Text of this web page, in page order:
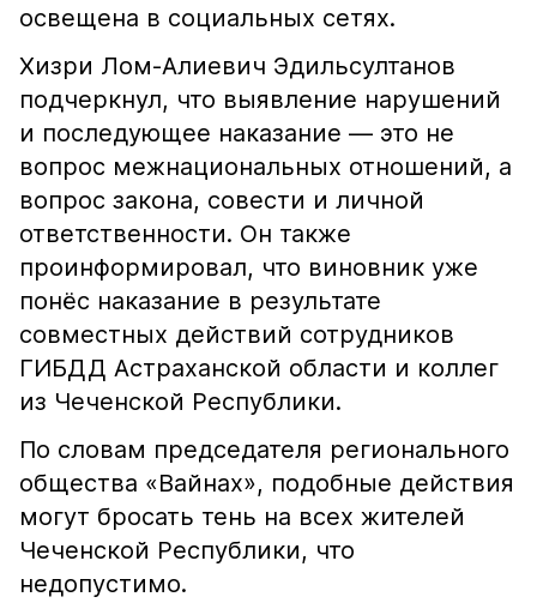
освещена в социальных сетях.
Хизри Лом-Алиевич Эдильсултанов
подчеркнул, что выявление нарушений
и последующее наказание — это не
вопрос межнациональных отношений, а
вопрос закона, совести и личной
ответственности. Он также
проинформировал, что виновник уже
понёс наказание в результате
совместных действий сотрудников
ГИБДД Астраханской области и коллег
из Чеченской Республики.
По словам председателя регионального
общества «Вайнах», подобные действия
могут бросать тень на всех жителей
Чеченской Республики, что
недопустимо.